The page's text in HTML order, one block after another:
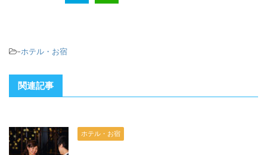
-ホテル・お宿
関連記事
ホテル・お宿